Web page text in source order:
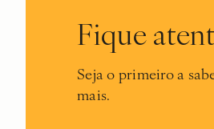
Fique
Seja o primeiro a
mais.